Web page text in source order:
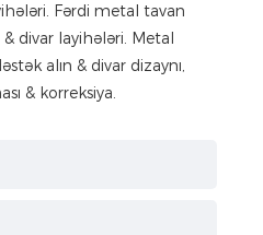
Fərdi metal tavan
divar layihələri. Metal
alın & divar dizaynı,
& korreksiya.